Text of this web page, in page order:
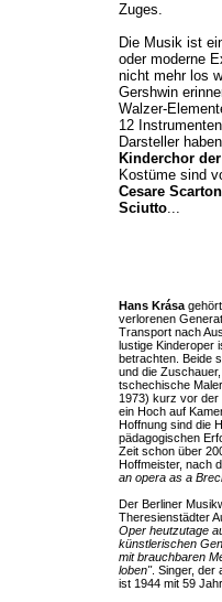
Zuges.
Die Musik ist
oder moderne
nicht mehr los
Gershwin
Walzer-
12
Darsteller
Kinderchor
Kostüme sind
Cesare Scarton
Sciutto...
Hans Krása
verlorenen
Transport nach
lustige Kinderoper
betrachten. Beide
und die
tschechische
1973) kurz vor der
ein Hoch auf
Hoffnung sind die
pädagogischen
Zeit schon über
Hoffmeister, nach
an opera as a
Der Berliner
Theresienstädter
Oper heutzutage
künstlerischen
mit brauchbaren
loben". Singer, der
ist 1944 mit 59